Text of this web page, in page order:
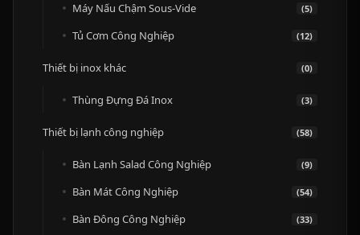
Máy Nấu Chậm Sous-Vide (5)
Tủ Cơm Công Nghiệp (12)
Thiết bị inox khác (0)
Thùng Đựng Đá Inox (3)
Thiết bị lạnh công nghiệp (58)
Bàn Lạnh Salad Công Nghiệp (9)
Bàn Mát Công Nghiệp (54)
Bàn Đông Công Nghiệp (33)